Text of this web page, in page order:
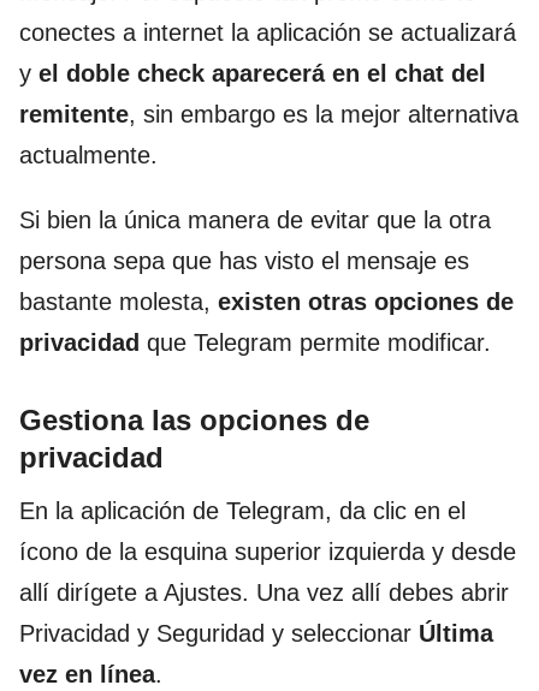
conectes a internet la aplicación se actualizará
y el doble check aparecerá en el chat del
remitente, sin embargo es la mejor alternativa
actualmente.
Si bien la única manera de evitar que la otra
persona sepa que has visto el mensaje es
bastante molesta, existen otras opciones de
privacidad que Telegram permite modificar.
Gestiona las opciones de
privacidad
En la aplicación de Telegram, da clic en el
ícono de la esquina superior izquierda y desde
allí dirígete a Ajustes. Una vez allí debes abrir
Privacidad y Seguridad y seleccionar Última
vez en línea.